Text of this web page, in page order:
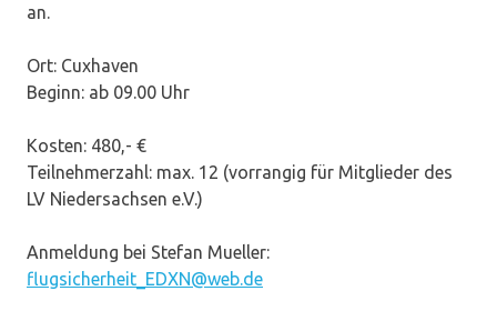
an.
Ort: Cuxhaven
Beginn: ab 09.00 Uhr
Kosten: 480,- €
Teilnehmerzahl: max. 12 (vorrangig für Mitglieder des
LV Niedersachsen e.V.)
Anmeldung bei Stefan Mueller:
flugsicherheit_EDXN@web.de